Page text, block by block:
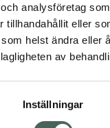
analysföretag
tillhandahållit eller
helst ändra
av
Inställningar
en smidig
slitstark plast.
lockigt hår.